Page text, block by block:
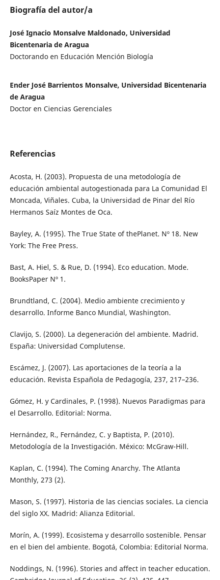
Biografía del autor/a
José Ignacio Monsalve Maldonado, Universidad
Bicentenaria de Aragua
Doctorando en Educación Mención Biología
Ender José Barrientos Monsalve, Universidad Bicentenaria
de Aragua
Doctor en Ciencias Gerenciales
Referencias
Acosta, H. (2003). Propuesta de una metodología de
educación ambiental autogestionada para La Comunidad El
Moncada, Viñales. Cuba, la Universidad de Pinar del Río
Hermanos Saíz Montes de Oca.
Bayley, A. (1995). The True State of thePlanet. Nº 18. New
York: The Free Press.
Bast, A. Hiel, S. & Rue, D. (1994). Eco education. Mode.
BooksPaper Nº 1.
Brundtland, C. (2004). Medio ambiente crecimiento y
desarrollo. Informe Banco Mundial, Washington.
Clavijo, S. (2000). La degeneración del ambiente. Madrid.
España: Universidad Complutense.
Escámez, J. (2007). Las aportaciones de la teoría a la
educación. Revista Española de Pedagogía, 237, 217–236.
Gómez, H. y Cardinales, P. (1998). Nuevos Paradigmas para
el Desarrollo. Editorial: Norma.
Hernández, R., Fernández, C. y Baptista, P. (2010).
Metodología de la Investigación. México: McGraw-Hill.
Kaplan, C. (1994). The Coming Anarchy. The Atlanta
Monthly, 273 (2).
Mason, S. (1997). Historia de las ciencias sociales. La ciencia
del siglo XX. Madrid: Alianza Editorial.
Morín, A. (1999). Ecosistema y desarrollo sostenible. Pensar
en el bien del ambiente. Bogotá, Colombia: Editorial Norma.
Noddings, N. (1996). Stories and affect in teacher education.